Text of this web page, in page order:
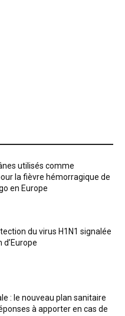
utilisés comme
la fièvre hémorragique de
en Europe
du virus H1N1 signalée
d’Europe
: le nouveau plan sanitaire
à apporter en cas de